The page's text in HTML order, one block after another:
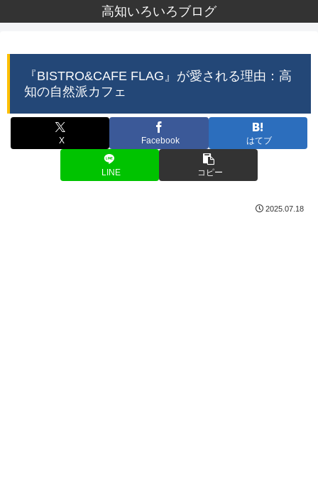
高知いろいろブログ
『BISTRO&CAFE FLAG』が愛される理由：高
知の自然派カフェ
X Facebook はてブ
LINE コピー
2025.07.18